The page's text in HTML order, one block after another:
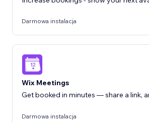
Darmowa instalacja
Wix Meetings
Get booked in minutes — share a link,
Darmowa instalacja